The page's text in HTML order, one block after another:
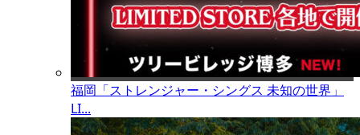
福岡「ストレンジャー・シングス 未知の世界」
LI...